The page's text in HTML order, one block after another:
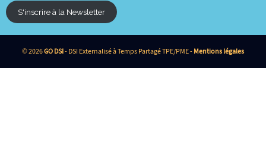
S'inscrire à la Newsletter
© 2026GO DSI- DSI Externalisé à Temps Partagé TPE/PME -Mentions légales